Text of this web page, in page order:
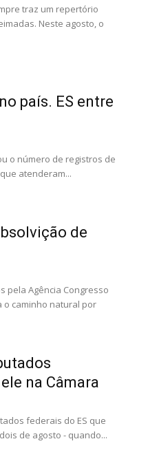
traz um repertório
Neste agosto, o
país. ES entre
o número de registros de
atenderam...
de
pela Agência Congresso
o caminho natural por
na Câmara
federais do ES que
de agosto - quando...